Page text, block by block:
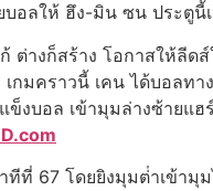
บอลให้ ฮึง-มิน ซน ประตู
ต่างก็สร้าง โอกาสให้ลีด
กมคราวนี้ เคน ได้บอลท
ข็งบอล เข้ามุมล่างซ้ายแ
67 โดยยิงมุมต่ําเข้ามุ